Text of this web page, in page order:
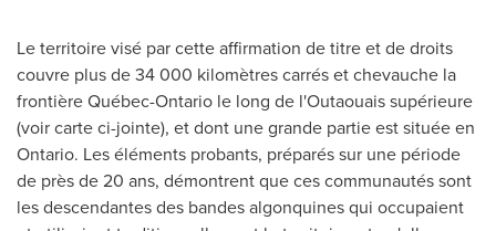
Le territoire visé par cette affirmation de titre et de droits
couvre plus de 34 000 kilomètres carrés et chevauche la
frontière Québec-Ontario le long de l'Outaouais supérieure
(voir carte ci-jointe), et dont une grande partie est située en
Ontario. Les éléments probants, préparés sur une période
de près de 20 ans, démontrent que ces communautés sont
les descendantes des bandes algonquines qui occupaient